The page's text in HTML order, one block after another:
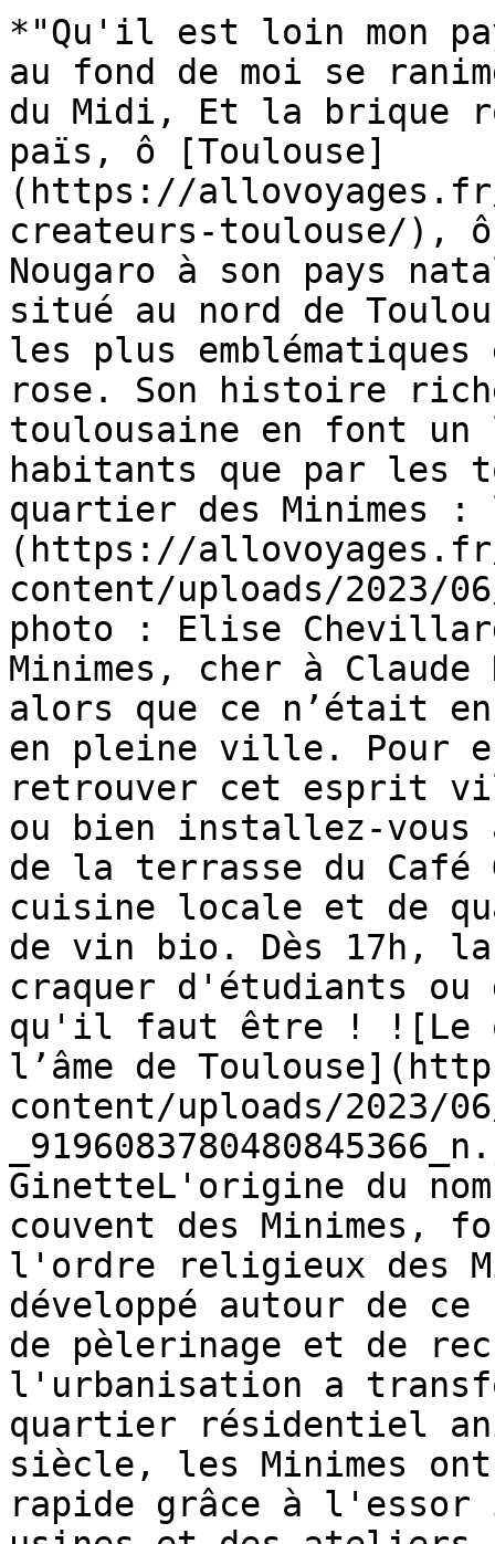
*"Qu'il est loin mon
au fond de moi se
du Midi, Et la brique
païs, ô [Toulouse]
(https://
createurs-toulouse/),
Nougaro à son pays
situé au nord de
les plus
rose. Son histoire
toulousaine en font
habitants que par
quartier des Minimes :
(https://
content/uploads/2023/
photo : Elise
Minimes, cher à
alors que ce n’était
en pleine ville. Pour
retrouver cet esprit
ou bien installez-vous
de la terrasse du
cuisine locale et de
de vin bio. Dès 17h,
craquer d'étudiants
qu'il faut être ! ![Le
l’âme de
content/uploads/2023/06/
GinetteL'origine du
couvent des Minimes,
l'ordre religieux des
développé autour de
de pèlerinage et de
l'urbanisation a
quartier résidentiel
siècle, les Minimes ont
rapide grâce à l'essor